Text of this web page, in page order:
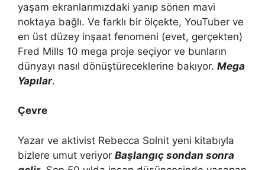
yaşam ekranlarımızdaki yanıp sönen mavi
noktaya bağlı. Ve farklı bir ölçekte, YouTuber ve
en üst düzey inşaat fenomeni (evet, gerçekten)
Fred Mills 10 mega proje seçiyor ve bunların
dünyayı nasıl dönüştüreceklerine bakıyor. Mega
Yapılar.
Çevre
Yazar ve aktivist Rebecca Solnit yeni kitabıyla
bizlere umut veriyor Başlangıç ​​sondan sonra